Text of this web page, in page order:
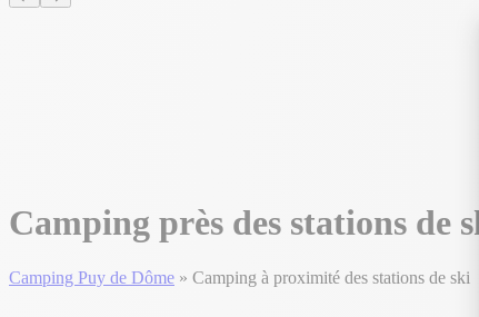
Camping près des stations de
Camping Puy de Dôme » Camping à proximité des stations de ski